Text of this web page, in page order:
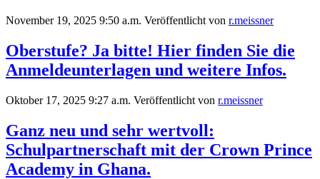
November 19, 2025 9:50 a.m. Veröffentlicht von r.meissner
Oberstufe? Ja bitte! Hier finden Sie die
Anmeldeunterlagen und weitere Infos.
Oktober 17, 2025 9:27 a.m. Veröffentlicht von r.meissner
Ganz neu und sehr wertvoll:
Schulpartnerschaft mit der Crown Prince
Academy in Ghana.